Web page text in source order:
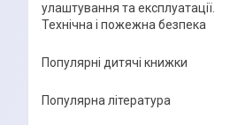
улаштування та експлуатації.
Технічна і пожежна безпека
Популярні дитячі книжки
Популярна література